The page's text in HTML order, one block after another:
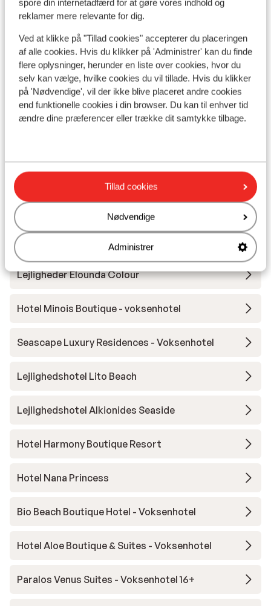
spore din internetadfærd for at gøre vores indhold og
reklamer mere relevante for dig.
Ved at klikke på "Tillad cookies" accepterer du placeringen
af alle cookies. Hvis du klikker på 'Administrer' kan du finde
flere oplysninger, herunder en liste over cookies, hvor du
selv kan vælge, hvilke cookies du vil tillade. Hvis du klikker
på 'Nødvendige', vil der ikke blive placeret andre cookies
end funktionelle cookies i din browser. Du kan til enhver tid
ændre dine præferencer eller trække dit samtykke tilbage.
Tillad cookies
Nødvendige
Administrer
Afstand til stranden ca. 120 meter (liggestole (mod
betaling) , parasol (mod betaling) )
Afstand til centrum: ca. 120 meter
Afstand til lufthavn ca. 80 kilometer
Afstand til busstoppested ca. 5 meter
Afstand til pengeautomat ca. 120 meter
Nærmeste restaurant ca. 120 meter
Nærmeste apotek ca. 150 meter
Nærmeste hospital ca. 23 kilometer
Rolig beliggenhed
Andre overnatningssteder i Kreta
Lejligheder Elounda Colour
Hotel Minois Boutique - voksenhotel
Seascape Luxury Residences - Voksenhotel
Lejlighedshotel Lito Beach
Lejlighedshotel Alkionides Seaside
Hotel Harmony Boutique Resort
Hotel Nana Princess
Bio Beach Boutique Hotel - Voksenhotel
Hotel Aloe Boutique & Suites - Voksenhotel
Paralos Venus Suites - Voksenhotel 16+